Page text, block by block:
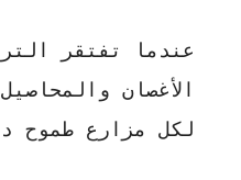
عندما تفتقر
الأغصان
لكل مزارع طموح